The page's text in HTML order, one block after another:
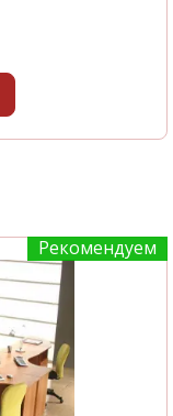
Рекомендуем